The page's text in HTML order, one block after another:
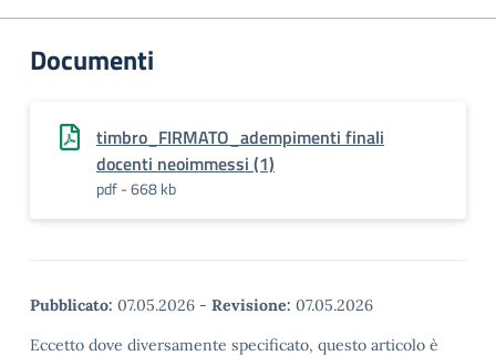
Documenti
timbro_FIRMATO_adempimenti finali
docenti neoimmessi (1)
pdf - 668 kb
Pubblicato: 07.05.2026 - Revisione: 07.05.2026
Eccetto dove diversamente specificato, questo articolo è